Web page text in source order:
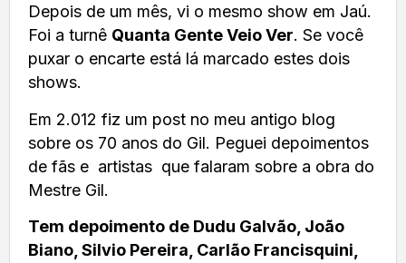
Depois de um mês, vi o mesmo show em Jaú.
Foi a turnê Quanta Gente Veio Ver. Se você
puxar o encarte está lá marcado estes dois
shows.
Em 2.012 fiz um post no meu antigo blog
sobre os 70 anos do Gil. Peguei depoimentos
de fãs e artistas que falaram sobre a obra do
Mestre Gil.
Tem depoimento de Dudu Galvão, João
Biano, Silvio Pereira, Carlão Francisquini,